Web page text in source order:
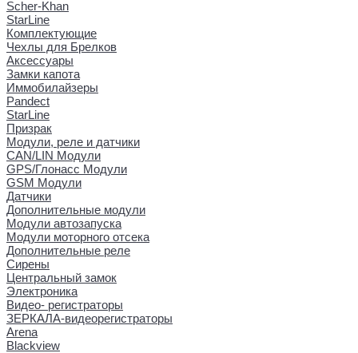
Scher-Khan
StarLine
Комплектующие
Чехлы для Брелков
Аксессуары
Замки капота
Иммобилайзеры
Pandect
StarLine
Призрак
Модули, реле и датчики
CAN/LIN Модули
GPS/Глонасс Модули
GSM Модули
Датчики
Дополнительные модули
Модули автозапуска
Модули моторного отсека
Дополнительные реле
Сирены
Центральный замок
Электроника
Видео- регистраторы
ЗЕРКАЛА-видеорегистраторы
Arena
Blackview